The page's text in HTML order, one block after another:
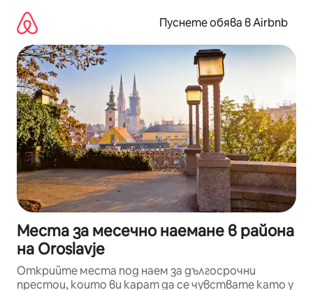
съдържанието
Пуснете обява в Airbnb
Места за месечно наемане в района
на Oroslavje
Открийте места под наем за дългосрочни
престои, които ви карат да се чувствате като у